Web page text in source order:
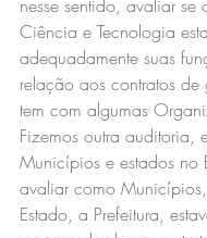
nesse sentido, avaliar se
Ciência e Tecnologia
adequadamente suas
relação aos contratos de
tem com algumas
Fizemos outra auditoria,
Municípios e estados no
avaliar como
Estado, a Prefeitura,